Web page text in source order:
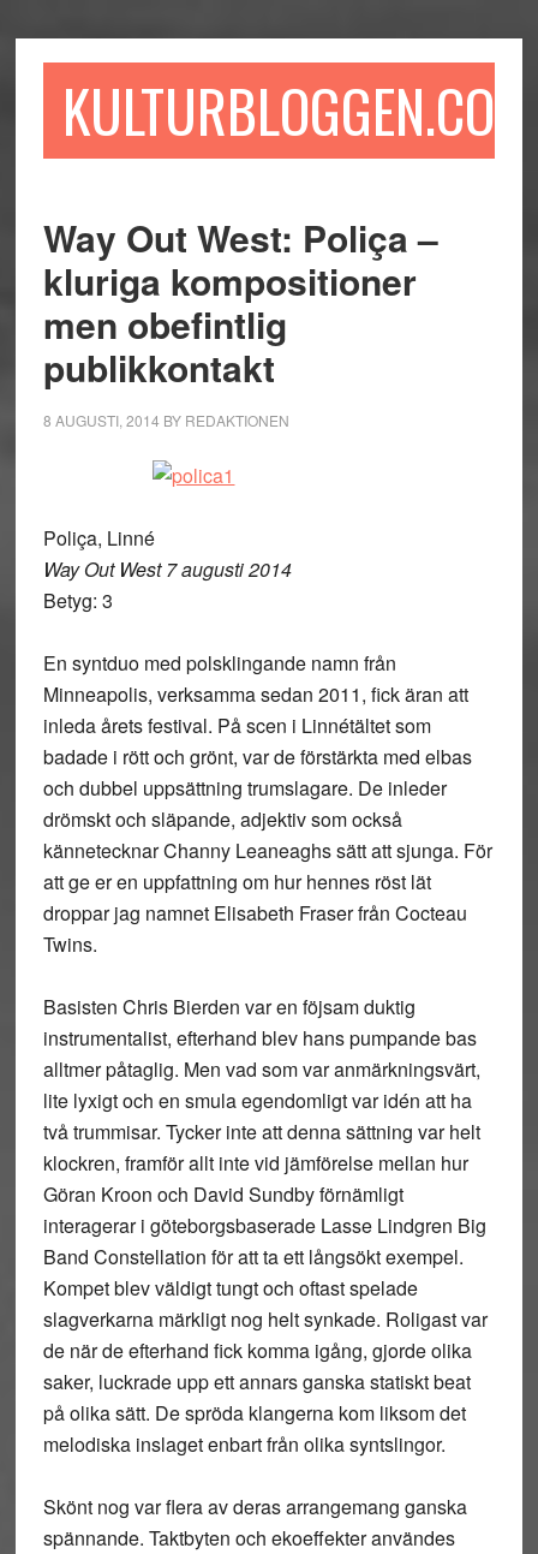
till
till
sidofältet
till
KULTURBLOGGEN.COM
Way Out West: Poliça –
kluriga kompositioner
men obefintlig
publikkontakt
8 AUGUSTI, 2014 BY REDAKTIONEN
Poliça, Linné
Way Out West 7 augusti 2014
Betyg: 3
En syntduo med polsklingande namn från
Minneapolis, verksamma sedan 2011, fick äran att
inleda årets festival. På scen i Linnétältet som
badade i rött och grönt, var de förstärkta med elbas
och dubbel uppsättning trumslagare. De inleder
drömskt och släpande, adjektiv som också
kännetecknar Channy Leaneaghs sätt att sjunga. För
att ge er en uppfattning om hur hennes röst lät
droppar jag namnet Elisabeth Fraser från Cocteau
Twins.
Basisten Chris Bierden var en föjsam duktig
instrumentalist, efterhand blev hans pumpande bas
alltmer påtaglig. Men vad som var anmärkningsvärt,
lite lyxigt och en smula egendomligt var idén att ha
två trummisar. Tycker inte att denna sättning var helt
klockren, framför allt inte vid jämförelse mellan hur
Göran Kroon och David Sundby förnämligt
interagerar i göteborgsbaserade Lasse Lindgren Big
Band Constellation för att ta ett långsökt exempel.
Kompet blev väldigt tungt och oftast spelade
slagverkarna märkligt nog helt synkade. Roligast var
de när de efterhand fick komma igång, gjorde olika
saker, luckrade upp ett annars ganska statiskt beat
på olika sätt. De spröda klangerna kom liksom det
melodiska inslaget enbart från olika syntslingor.
Skönt nog var flera av deras arrangemang ganska
spännande. Taktbyten och ekoeffekter användes